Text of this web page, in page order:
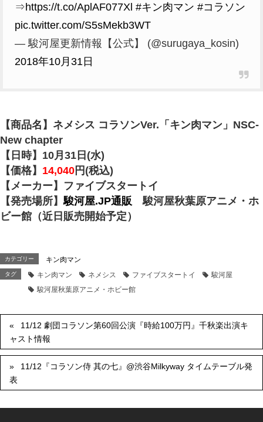
⇒https://t.co/AplAF077Xl #キン肉マン #コラソン
pic.twitter.com/S5sMekb3WT
— 駿河屋更新情報【公式】 (@surugaya_kosin)
2018年10月31日
【商品名】ネメシス コラソンVer.「キン肉マン」NSC-
New chapter
【日時】10月31日(水)
【価格】 14,040 円(税込)
【メーカー】ファイブスタートイ
【発売場所】駿河屋.JP通販 駿河屋秋葉原アニメ・ホ
ビー館（近日販売開始予定）
カテゴリー キン肉マン
タグ キン肉マン ネメシス ファイブスタートイ
駿河屋
駿河屋秋葉原アニメ・ホビー館
11/12 劇団コラソン第60回公演『時給100万円』千秋楽出演キ
ャスト情報
11/12『コラソン侍 其の七』@渋谷Milkyway タイムテーブル発
表